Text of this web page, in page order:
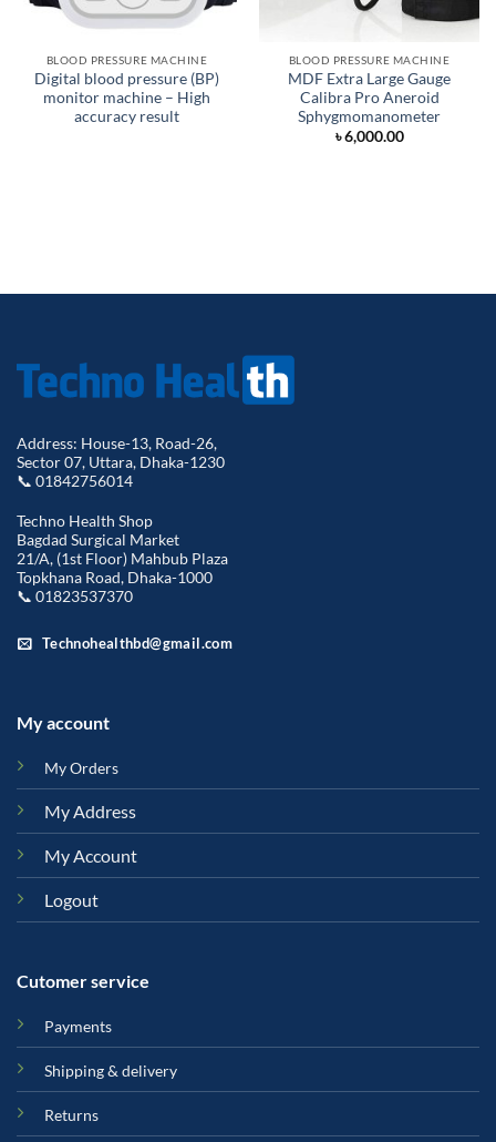
BLOOD PRESSURE MACHINE
Digital blood pressure (BP)
monitor machine – High
accuracy result
BLOOD PRESSURE MACHINE
MDF Extra Large Gauge
Calibra Pro Aneroid
Sphygmomanometer
৳6,000.00
Address: House-13, Road-26,
Sector 07, Uttara, Dhaka-1230
📞 01842756014
Techno Health Shop
Bagdad Surgical Market
21/A, (1st Floor) Mahbub Plaza
Topkhana Road, Dhaka-1000
📞 01823537370
Technohealthbd@gmail.com
My account
My Orders
My Address
My Account
Logout
Cutomer service
Payments
Shipping & delivery
Returns